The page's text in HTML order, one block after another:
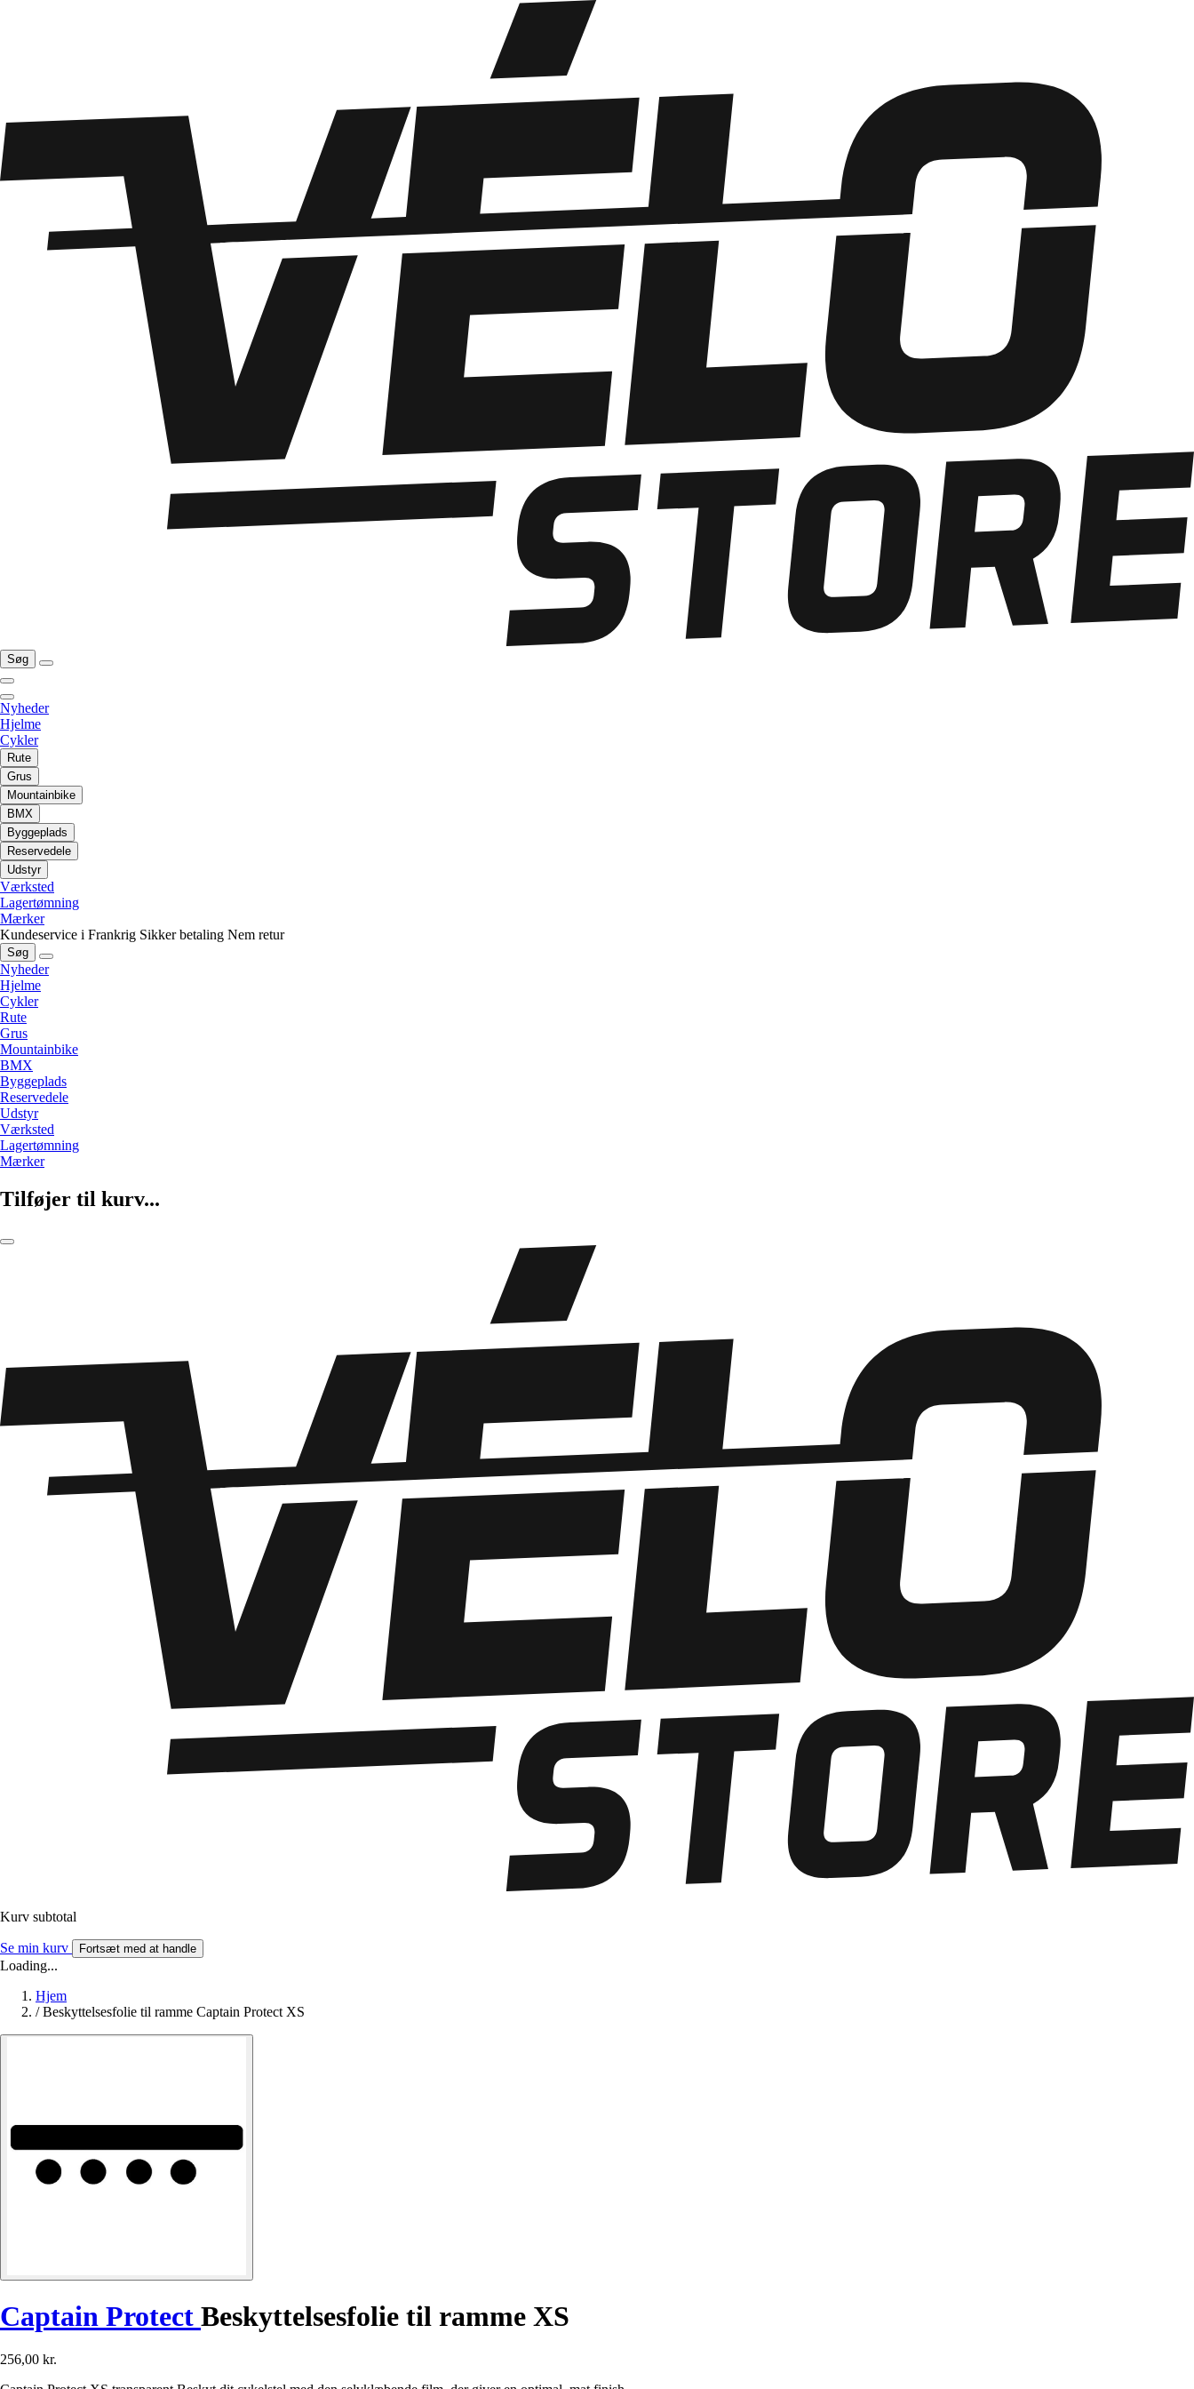
Søg
Nyheder
Hjelme
Cykler
Rute
Grus
Mountainbike
BMX
Byggeplads
Reservedele
Udstyr
Værksted
Lagertømning
Mærker
Kundeservice i Frankrig Sikker betaling Nem retur
Søg
Nyheder
Hjelme
Cykler
Rute
Grus
Mountainbike
BMX
Byggeplads
Reservedele
Udstyr
Værksted
Lagertømning
Mærker
Tilføjer til kurv...
Kurv subtotal
Se min kurv Fortsæt med at handle
Loading...
Hjem
/ Beskyttelsesfolie til ramme Captain Protect XS
Captain Protect Beskyttelsesfolie til ramme XS
256,00 kr.